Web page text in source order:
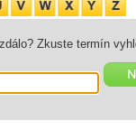
Zkuste termín